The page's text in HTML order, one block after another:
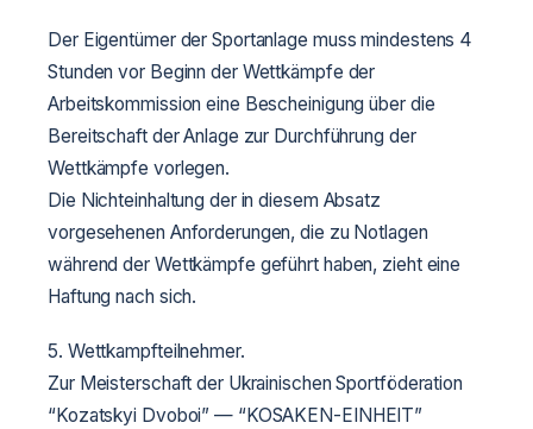
Der Eigentümer der Sportanlage muss mindestens 4
Stunden vor Beginn der Wettkämpfe der
Arbeitskommission eine Bescheinigung über die
Bereitschaft der Anlage zur Durchführung der
Wettkämpfe vorlegen.
Die Nichteinhaltung der in diesem Absatz
vorgesehenen Anforderungen, die zu Notlagen
während der Wettkämpfe geführt haben, zieht eine
Haftung nach sich.
5. Wettkampfteilnehmer.
Zur Meisterschaft der Ukrainischen Sportföderation
“Kozatskyi Dvoboi” — “KOSAKEN-EINHEIT”